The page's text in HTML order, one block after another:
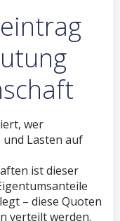
wer
und Lasten auf
ist dieser
– diese Quoten
verteilt werden.